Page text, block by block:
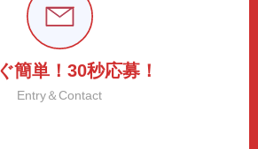
簡単！30秒応募！
Entry＆Contact